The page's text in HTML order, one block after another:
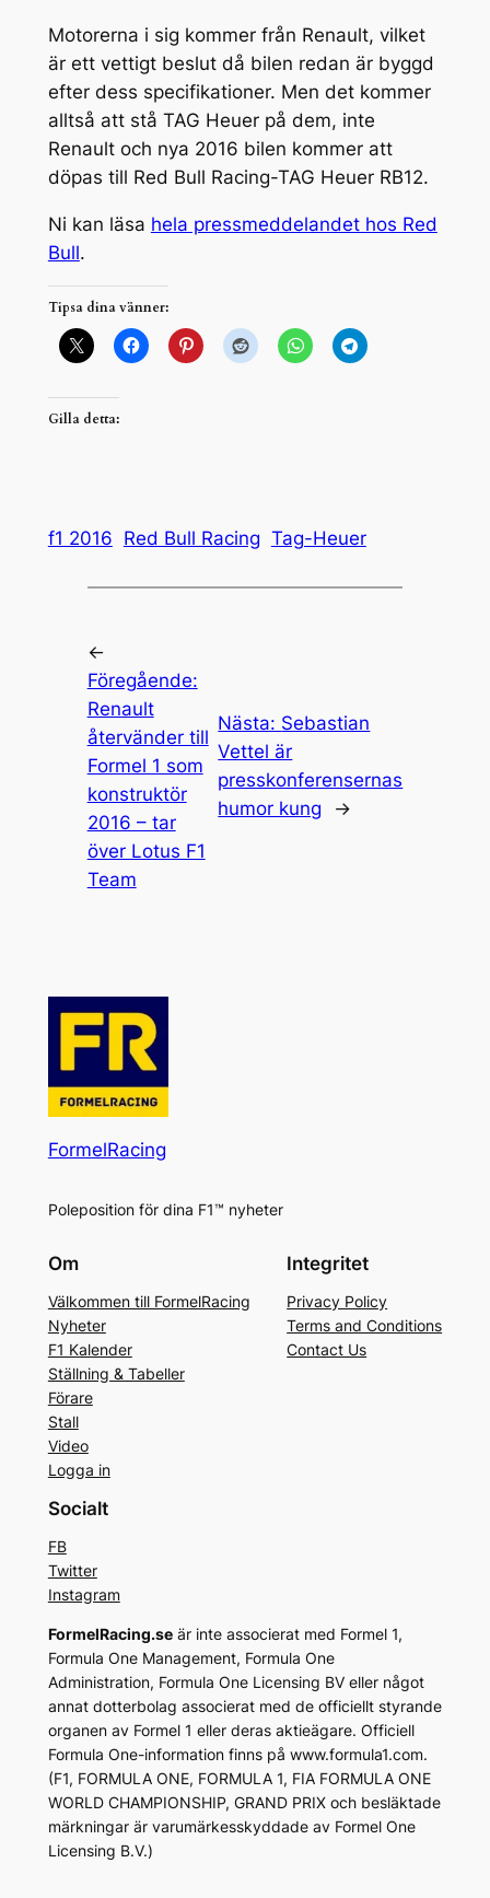
Motorerna i sig kommer från Renault, vilket
är ett vettigt beslut då bilen redan är byggd
efter dess specifikationer. Men det kommer
alltså att stå TAG Heuer på dem, inte
Renault och nya 2016 bilen kommer att
döpas till Red Bull Racing-TAG Heuer RB12.
Ni kan läsa hela pressmeddelandet hos Red
Bull.
Tipsa dina vänner:
Gilla detta:
f1 2016 Red Bull Racing Tag-Heuer
←
Föregående:
Renault
återvänder till
Formel 1 som
konstruktör
2016 – tar
över Lotus F1
Team
Nästa: Sebastian
Vettel är
presskonferensernas
humor kung
→
FormelRacing
Poleposition för dina F1™ nyheter
Om
Välkommen till FormelRacing
Nyheter
F1 Kalender
Ställning & Tabeller
Förare
Stall
Video
Logga in
Integritet
Privacy Policy
Terms and Conditions
Contact Us
Socialt
FB
Twitter
Instagram
FormelRacing.seär inte associerat med Formel 1,
Formula One Management, Formula One
Administration, Formula One Licensing BV eller något
annat dotterbolag associerat med de officiellt styrande
organen av Formel 1 eller deras aktieägare. Officiell
Formula One-information finns på www.formula1.com.
(F1, FORMULA ONE, FORMULA 1, FIA FORMULA ONE
WORLD CHAMPIONSHIP, GRAND PRIX och besläktade
märkningar är varumärkesskyddade av Formel One
Licensing B.V.)